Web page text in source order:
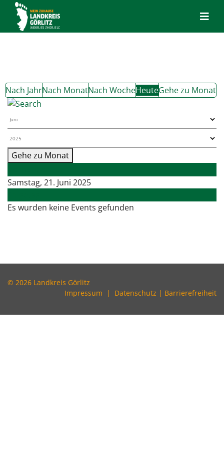
Nach JahrNach MonatNach WocheHeuteGehe zu Monat
Gehe zu Monat
Samstag, 21. Juni 2025
Es wurden keine Events gefunden
© 2026 Landkreis Görlitz
Impressum | Datenschutz | Barrierefreiheit